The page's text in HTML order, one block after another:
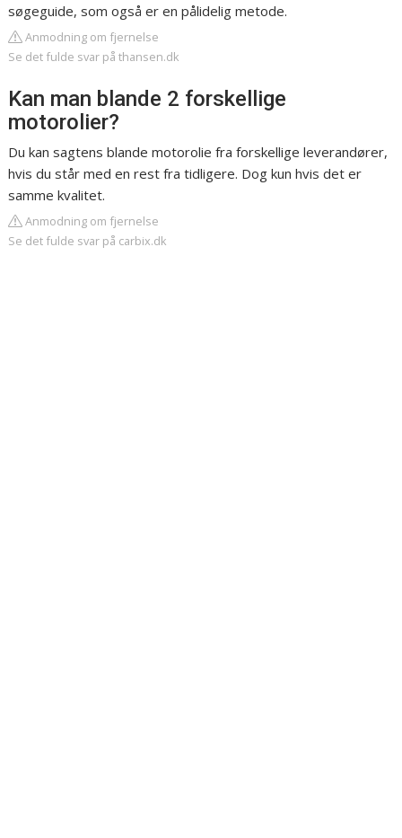
søgeguide, som også er en pålidelig metode.
Anmodning om fjernelse
Se det fulde svar på thansen.dk
Kan man blande 2 forskellige
motorolier?
Du kan sagtens blande motorolie fra forskellige leverandører,
hvis du står med en rest fra tidligere. Dog kun hvis det er
samme kvalitet.
Anmodning om fjernelse
Se det fulde svar på carbix.dk